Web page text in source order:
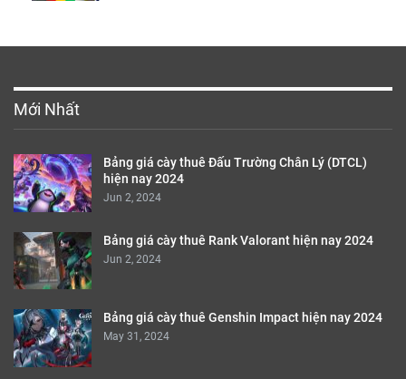
Mới Nhất
Bảng giá cày thuê Đấu Trường Chân Lý (DTCL)
hiện nay 2024
Jun 2, 2024
Bảng giá cày thuê Rank Valorant hiện nay 2024
Jun 2, 2024
Bảng giá cày thuê Genshin Impact hiện nay 2024
May 31, 2024